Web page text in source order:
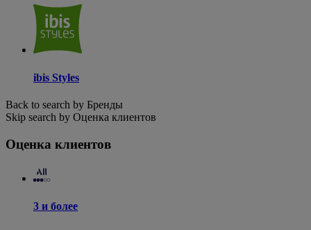
ibis Styles
Back to search by Бренды
Skip search by Оценка клиентов
Оценка клиентов
3 и более